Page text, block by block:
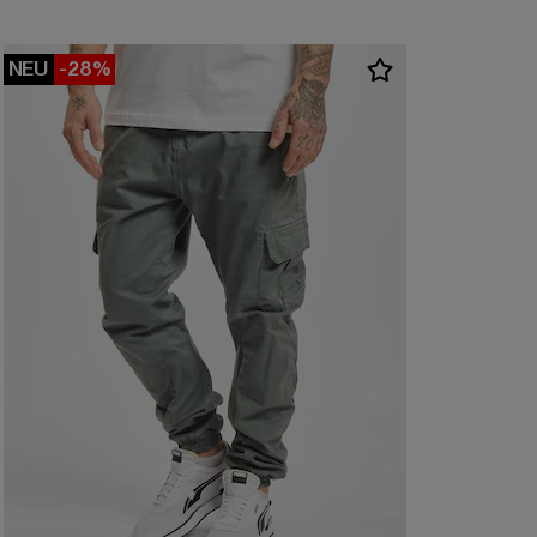
NEU -28%